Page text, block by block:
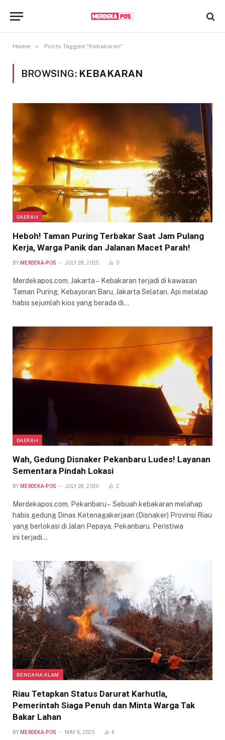
Home » Posts Tagged "Kebakaran"
BROWSING: KEBAKARAN
DAERAH
Heboh! Taman Puring Terbakar Saat Jam Pulang
Kerja, Warga Panik dan Jalanan Macet Parah!
BY MERDEKA-POS JULY 28, 2025 0
Merdekapos.com, Jakarta – Kebakaran terjadi di kawasan
Taman Puring, Kebayoran Baru, Jakarta Selatan. Api melalap
habis sejumlah kios yang berada di…
DAERAH
Wah, Gedung Disnaker Pekanbaru Ludes! Layanan
Sementara Pindah Lokasi
BY MERDEKA-POS JULY 28, 2025 2
Merdekapos.com, Pekanbaru – Sebuah kebakaran melahap
habis gedung Dinas Ketenagakerjaan (Disnaker) Provinsi Riau
yang berlokasi di Jalan Pepaya, Pekanbaru. Peristiwa
ini terjadi…
BENCANA ALAM
Riau Tetapkan Status Darurat Karhutla,
Pemerintah Siaga Penuh dan Minta Warga Tak
Bakar Lahan
BY MERDEKA-POS MAY 6, 2025 4